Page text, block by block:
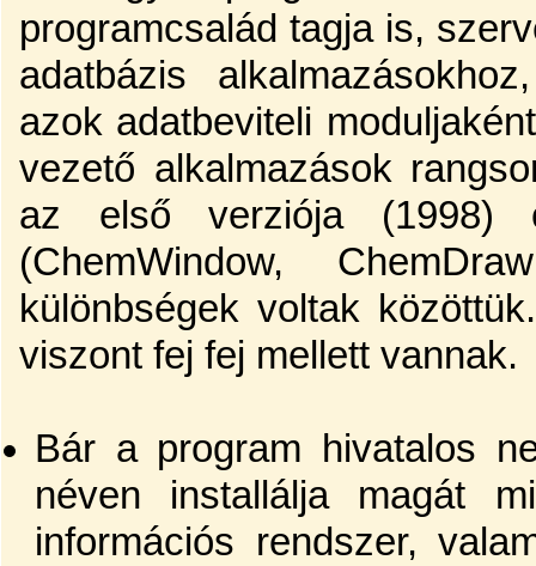
programcsalád tagja is,
adatbázis
azok adatbeviteli
vezető alkalmazások
az első verziója (1998)
(ChemWindow,
különbségek voltak
viszont fej fej mellett vannak.
Bár a program hivatalos
néven installálja magát
információs rendszer,